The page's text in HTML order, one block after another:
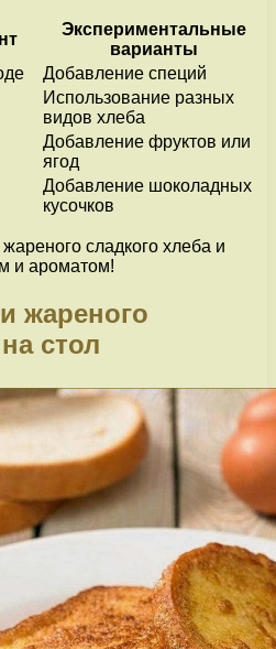
Экспериментальные
варианты
Добавление специй
Использование разных
видов хлеба
Добавление фруктов или
ягод
Добавление шоколадных
кусочков
сладкого хлеба и
и ароматом!
жареного
стол